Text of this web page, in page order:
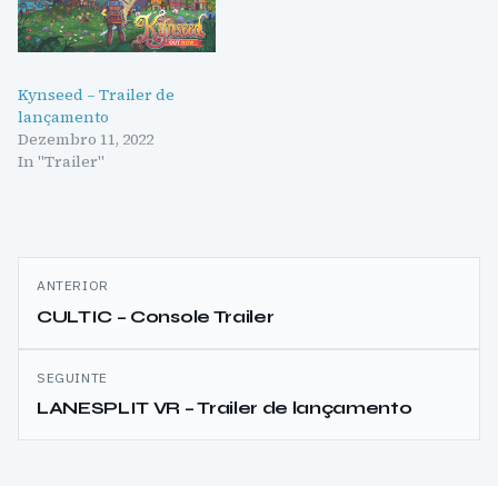
Kynseed – Trailer de
lançamento
Dezembro 11, 2022
In "Trailer"
Navegação
de
artigos
ANTERIOR
CULTIC – Console Trailer
SEGUINTE
LANESPLIT VR – Trailer de lançamento